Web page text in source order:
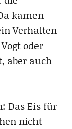
kamen
Verhalten
oder
aber auch
Das Eis für
nicht